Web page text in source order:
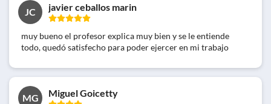
JC javier ceballos marin
muy bueno el profesor explica muy bien y se le entiende
todo, quedó satisfecho para poder ejercer en mi trabajo
MG Miguel Goicetty